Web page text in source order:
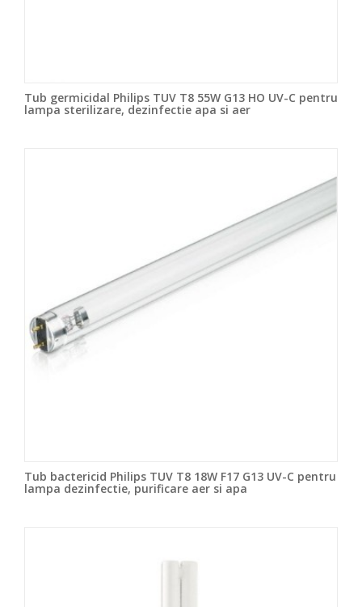
Tub germicidal Philips TUV T8 55W G13 HO UV-C pentru
lampa sterilizare, dezinfectie apa si aer
Tub bactericid Philips TUV T8 18W F17 G13 UV-C pentru
lampa dezinfectie, purificare aer si apa